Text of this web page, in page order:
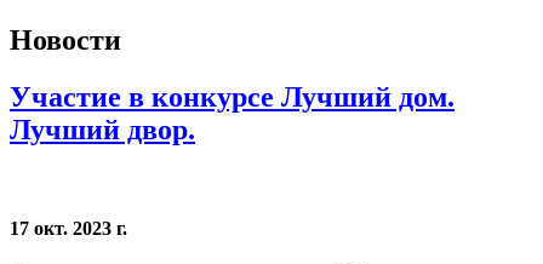
Новости
Участие в конкурсе Лучший дом.
Лучший двор.
17 окт. 2023 г.